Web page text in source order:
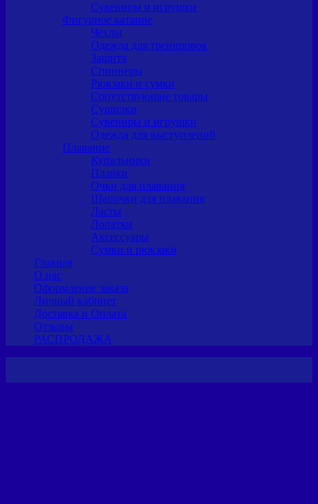
Сувениры и игрушки
Фигурное катание
Чехлы
Одежда для тренировок
Защита
Спиннеры
Рюкзаки и сумки
Сопутствующие товары
Сушилки
Сувениры и игрушки
Одежда для выступлений
Плавание
Купальники
Плавки
Очки для плавания
Шапочки для плавания
Ласты
Лопатки
Аксессуары
Сумки и рюкзаки
Главная
О нас
Оформление заказа
Личный кабинет
Доставка и Оплата
Отзывы
РАСПРОДАЖА